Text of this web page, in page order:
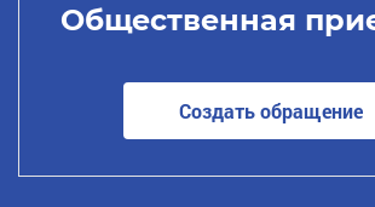
Общественная
Создать обращение